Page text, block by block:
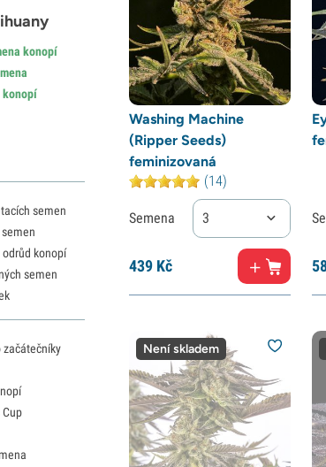
Washing Machine
(Ripper Seeds)
feminizovaná
(14)
Semena 3
439 Kč
Není skladem
konopí
konopí
semen
odrůd konopí
semen
začátečníky